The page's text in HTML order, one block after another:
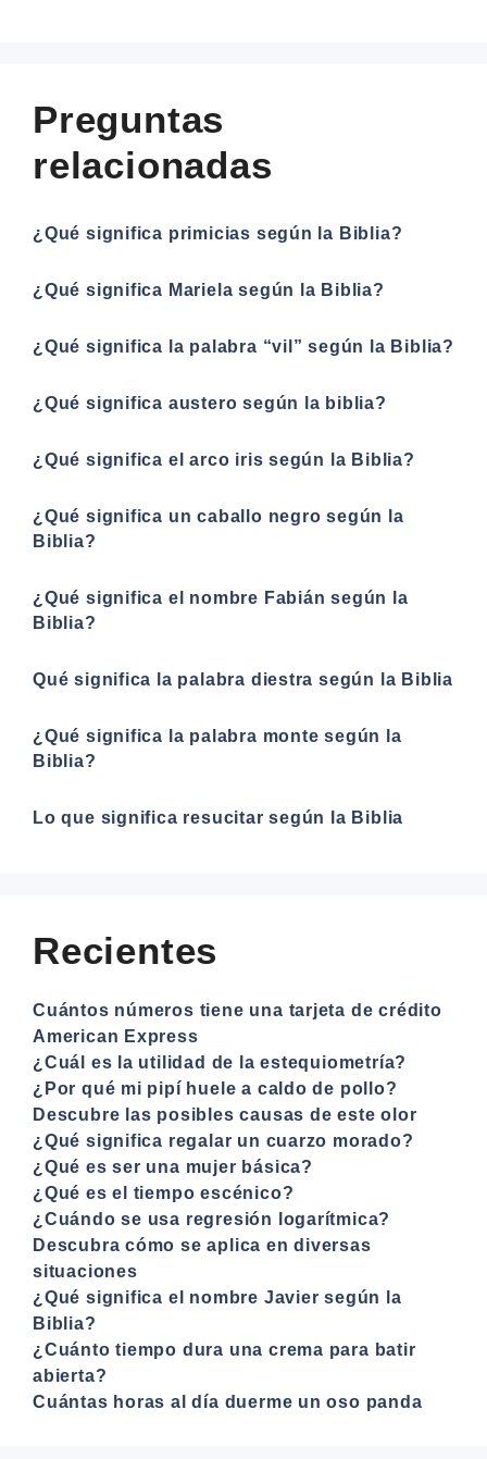
Preguntas
relacionadas
¿Qué significa primicias según la Biblia?
¿Qué significa Mariela según la Biblia?
¿Qué significa la palabra “vil” según la Biblia?
¿Qué significa austero según la biblia?
¿Qué significa el arco iris según la Biblia?
¿Qué significa un caballo negro según la
Biblia?
¿Qué significa el nombre Fabián según la
Biblia?
Qué significa la palabra diestra según la Biblia
¿Qué significa la palabra monte según la
Biblia?
Lo que significa resucitar según la Biblia
Recientes
Cuántos números tiene una tarjeta de crédito
American Express
¿Cuál es la utilidad de la estequiometría?
¿Por qué mi pipí huele a caldo de pollo?
Descubre las posibles causas de este olor
¿Qué significa regalar un cuarzo morado?
¿Qué es ser una mujer básica?
¿Qué es el tiempo escénico?
¿Cuándo se usa regresión logarítmica?
Descubra cómo se aplica en diversas
situaciones
¿Qué significa el nombre Javier según la
Biblia?
¿Cuánto tiempo dura una crema para batir
abierta?
Cuántas horas al día duerme un oso panda